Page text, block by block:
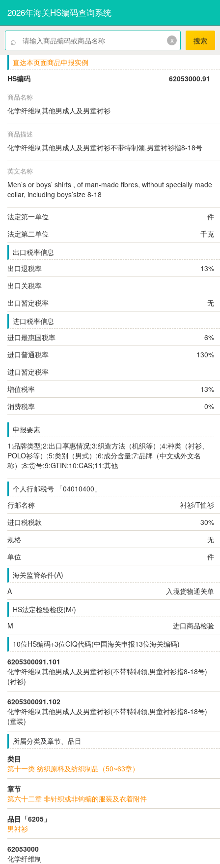
2026年海关HS编码查询系统
⌕ x 搜索
直达本页面商品申报实例
HS编码
62053000.91
商品名称
化学纤维制其他男成人及男童衬衫
商品描述
化学纤维制其他男成人及男童衬衫不带特制领,男童衬衫指8-18号
英文名称
Men’s or boys’ shirts , of man-made fibres, without specially made
collar, including boys’size 8-18
法定第一单位
件
法定第二单位
千克
出口税率信息
出口退税率
13%
出口关税率
出口暂定税率
无
进口税率信息
进口最惠国税率
6%
进口普通税率
130%
进口暂定税率
增值税率
13%
消费税率
0%
申报要素
1:品牌类型;2:出口享惠情况;3:织造方法（机织等）;4:种类（衬衫、
POLO衫等）;5:类别（男式）;6:成分含量;7:品牌（中文或外文名
称）;8:货号;9:GTIN;10:CAS;11:其他
个人行邮税号 「04010400」
行邮名称
衬衫/T恤衫
进口税税款
30%
规格
无
单位
件
海关监管条件(A)
A
入境货物通关单
HS法定检验检疫(M/)
M
进口商品检验
10位HS编码+3位CIQ代码(中国海关申报13位海关编码)
6205300091.101
化学纤维制其他男成人及男童衬衫(不带特制领,男童衬衫指8-18号)
(衬衫)
6205300091.102
化学纤维制其他男成人及男童衬衫(不带特制领,男童衬衫指8-18号)
(童装)
所属分类及章节、品目
类目
第十一类 纺织原料及纺织制品（50~63章）
章节
第六十二章 非针织或非钩编的服装及衣着附件
品目「6205」
男衬衫
62053000
化学纤维制